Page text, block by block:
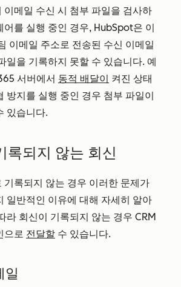
이메일 수신 시 첨부 파일을 검사하
어를 실행 중인 경우, HubSpot은 이
이메일 주소로 전송된 수신 이메일
일을 기록하지 못할 수 있습니다. 예
서버에서 동적 배달이 켜진 상태
방지를 실행 중인 경우 첨부 파일이
있습니다.
록되지 않는 회신
기록되지 않는 경우 이러한 문제가
일반적인 이유에 대해 자세히 알아
라 회신이 기록되지 않는 경우 CRM
으로 전달할 수 있습니다.
일